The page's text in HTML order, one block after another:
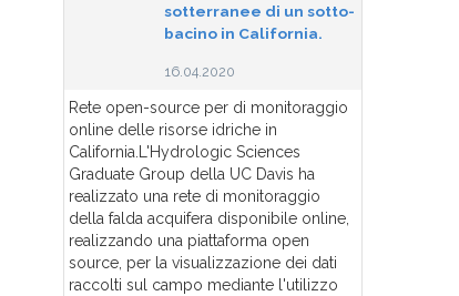
sotterranee di un sotto-
bacino in California.
16.04.2020
Rete open-source per di monitoraggio
online delle risorse idriche in
California.L'Hydrologic Sciences
Graduate Group della UC Davis ha
realizzato una rete di monitoraggio
della falda acquifera disponibile online,
realizzando una piattaforma open
source, per la visualizzazione dei dati
raccolti sul campo mediante l'utilizzo